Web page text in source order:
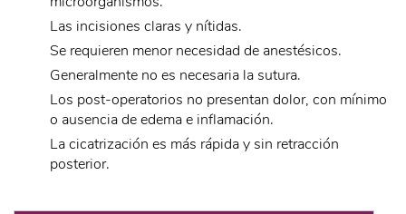
Las incisiones claras y nítidas.
Se requieren menor necesidad de anestésicos.
Generalmente no es necesaria la sutura.
Los post-operatorios no presentan dolor, con mínimo
o ausencia de edema e inflamación.
La cicatrización es más rápida y sin retracción
posterior.